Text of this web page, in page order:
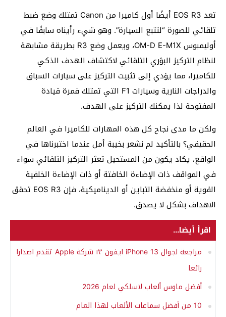
تعد EOS R3 أيضًا أول كاميرا من Canon تمتلك وضع ضبط
تلقائي للصورة “لتتبع السيارة”. وهو شيء رأيناه سابقًا في
أوليمبوس OM-D E-M1X، ويعمل وضع R3 بطريقة مشابهة
لنظام التركيز البؤري التلقائي لاكتشاف الهدف الذكي
للكاميرا، مما يؤدي إلى تثبيت التركيز على سيارات السباق
والدراجات النارية وسيارات F1 التي تمتلك قمرة قيادة
المفتوحة لذا يمكنك التركيز على الهدف.
ولكن ما مدى نجاح كل هذه المهارات للكاميرا في العالم
الحقيقي؟ بالتأكيد لم نشعر بخيبة أمل عندما اختبرناها في
الواقع، يكاد يكون من المستحيل تعثر التركيز التلقائي سواء
في المواقف ذات الإضاءة الخافتة أو ذات الإضاءة الخلفية
القوية أو منخفضة التباين أو الديناميكية، فإن EOS R3 تحقق
الاهداف بشكل لا يصدق.
اقرأ أيضا...
مراجعة لجوال iPhone 13 ايفون ١٣ شركة Apple تقدم اصدارا
رائعا
أفضل ماوس ألعاب لاسلكي لعام 2026
10 من أفضل سماعات الألعاب لهذا العام